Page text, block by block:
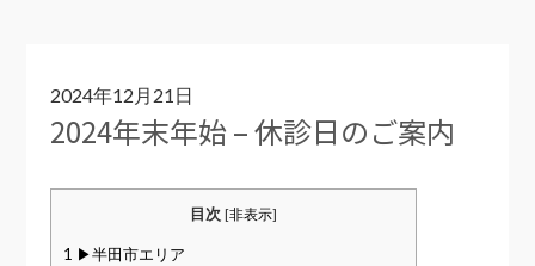
2024年12月21日
2024年末年始 – 休診日のご案内
目次 [非表示]
1 ▶半田市エリア